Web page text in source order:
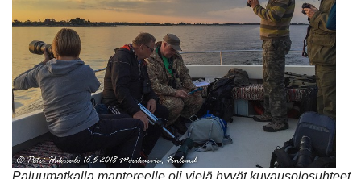
Paluumatkalla mantereelle oli vielä hyvät kuvausolosuhteet.